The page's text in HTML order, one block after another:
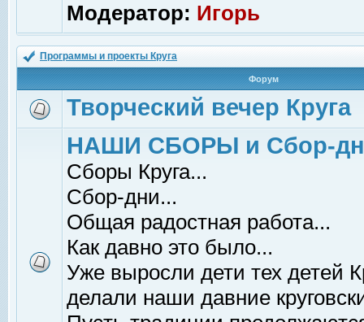
Модератор: Игорь
Программы и проекты Круга
Форум
Творческий вечер Круга
НАШИ СБОРЫ и Сбор-
Сборы Круга...
Сбор-дни...
Общая радостная работа...
Как давно это было...
Уже выросли дети тех детей
делали наши давние